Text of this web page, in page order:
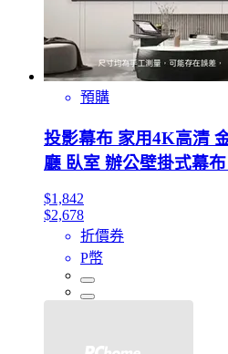
預購
投影幕布 家用4K高清
廳 臥室 辦公壁掛式幕布
$1,842
$2,678
折價券
P幣